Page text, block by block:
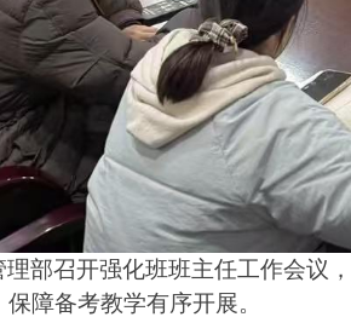
部召开强化班班主任工作会议，
障备考教学有序开展。